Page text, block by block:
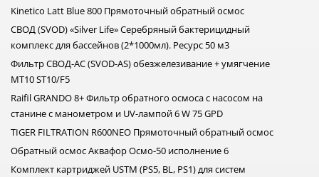
Kinetico Latt Blue 800 Прямоточный обратный осмос
СВОД (SVOD) «Silver Life» Серебряный бактерицидный
комплекс для бассейнов (2*1000мл). Ресурс 50 м3
Фильтр СВОД-АС (SVOD-AS) обезжелезивание + умягчение
МТ10 ST10/F5
Raifil GRANDO 8+ Фильтр обратного осмоса с насосом на
станине с манометром и UV-лампой 6 W 75 GPD
TIGER FILTRATION R600NEO Прямоточный обратный осмос
Обратный осмос Аквафор Осмо-50 исполнение 6
Комплект картриджей USTM (PS5, BL, PS1) для систем